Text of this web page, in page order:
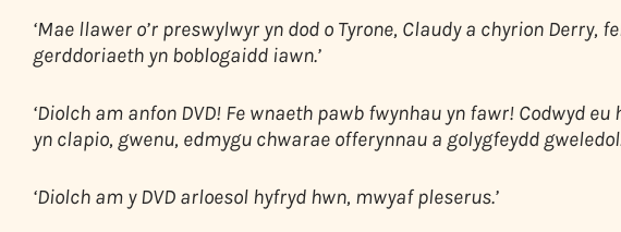
‘Mae llawer o’r preswylwyr yn dod o Tyrone, Claudy a chyrion Derry,
gerddoriaeth yn boblogaidd iawn.’
‘Diolch am anfon DVD! Fe wnaeth pawb fwynhau yn fawr! Codwyd
yn clapio, gwenu, edmygu chwarae offerynnau a golygfeydd gweledol.
‘Diolch am y DVD arloesol hyfryd hwn, mwyaf pleserus.’